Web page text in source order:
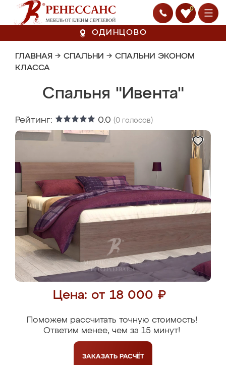
0
ОДИНЦОВО
ГЛАВНАЯ → СПАЛЬНИ → СПАЛЬНИ ЭКОНОМ
КЛАССА
Спальня "Ивента"
Рейтинг: 0.0 (0 голосов)
Цена: от 18 000 ₽
Поможем рассчитать точную стоимость!
Ответим менее, чем за 15 минут!
ЗАКАЗАТЬ РАСЧЁТ